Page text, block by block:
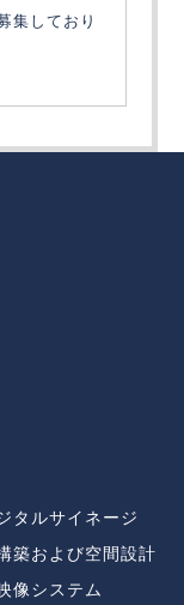
集しており
タルサイネージ
築および空間設計
像システム